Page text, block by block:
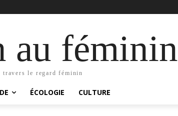
au féminin
travers le regard féminin
ÉCOLOGIE CULTURE